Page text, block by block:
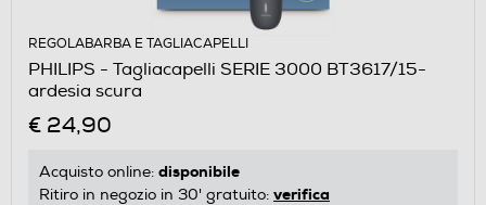
REGOLABARBA E TAGLIACAPELLI
PHILIPS - Tagliacapelli SERIE 3000 BT3617/15-
ardesia scura
€ 24,90
Acquisto online: disponibile
Ritiro in negozio in 30' gratuito: verifica